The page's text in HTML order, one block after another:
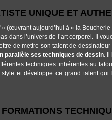
UNIQUE ET
(œuvrant aujourd’hui à « la
dans l’univers de l’art corporel. Il
de mettre son talent de
parallèle ses techniques de dessin. Il
techniques inhérentes au
et développe ce grand talent